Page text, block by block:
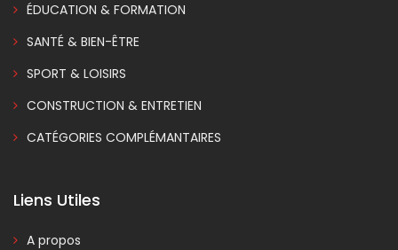
ÉDUCATION & FORMATION
SANTÉ & BIEN-ÊTRE
SPORT & LOISIRS
CONSTRUCTION & ENTRETIEN
CATÉGORIES COMPLÉMANTAIRES
Liens Utiles
A propos